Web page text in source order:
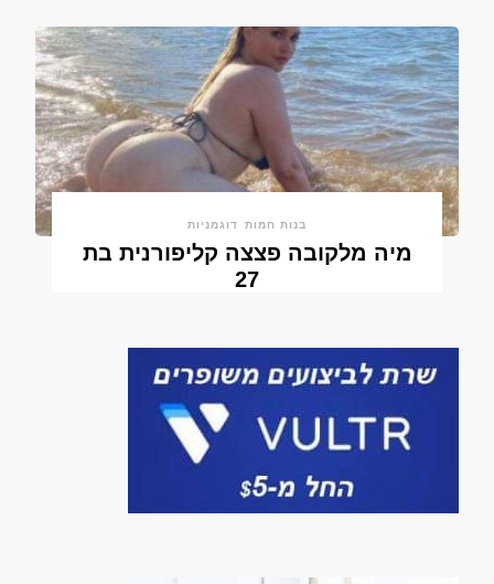
בנות חמות דוגמניות
מיה מלקובה פצצה קליפורנית בת
27